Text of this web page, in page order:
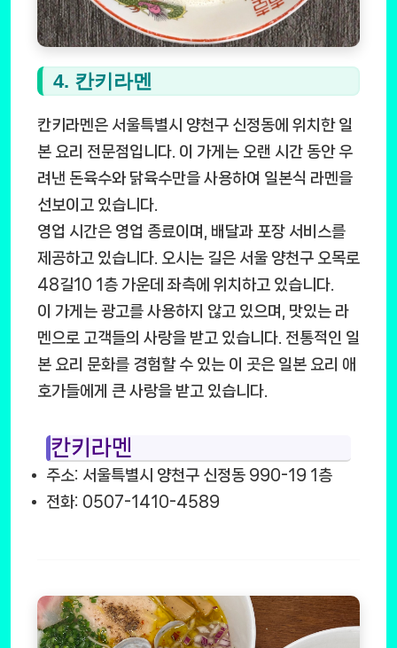
4. 칸키라멘
칸키라멘은 서울특별시 양천구 신정동에 위치한 일
본 요리 전문점입니다. 이 가게는 오랜 시간 동안 우
려낸 돈육수와 닭육수만을 사용하여 일본식 라멘을
선보이고 있습니다.
영업 시간은 영업 종료이며, 배달과 포장 서비스를
제공하고 있습니다. 오시는 길은 서울 양천구 오목로
48길10 1층 가운데 좌측에 위치하고 있습니다.
이 가게는 광고를 사용하지 않고 있으며, 맛있는 라
멘으로 고객들의 사랑을 받고 있습니다. 전통적인 일
본 요리 문화를 경험할 수 있는 이 곳은 일본 요리 애
호가들에게 큰 사랑을 받고 있습니다.
칸키라멘
주소: 서울특별시 양천구 신정동 990-19 1층
전화: 0507-1410-4589